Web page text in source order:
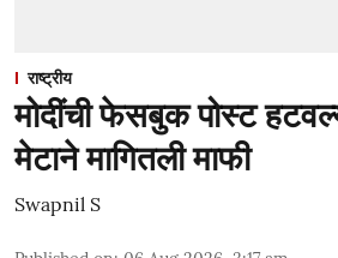
राष्ट्रीय
मोदींची फेसबुक पोस्ट
मेटाने मागितली माफी
Swapnil S